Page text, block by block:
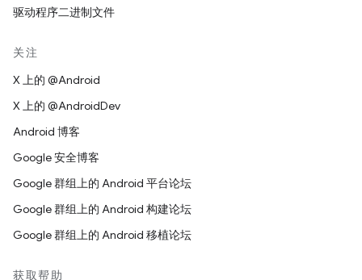
驱动程序二进制文件
关注
X 上的 @Android
X 上的 @AndroidDev
Android 博客
Google 安全博客
Google 群组上的 Android 平台论坛
Google 群组上的 Android 构建论坛
Google 群组上的 Android 移植论坛
获取帮助